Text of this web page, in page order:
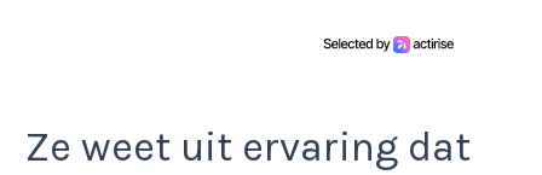
Ze weet uit ervaring dat